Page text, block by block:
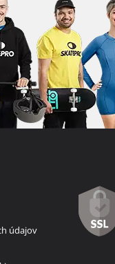
údajov